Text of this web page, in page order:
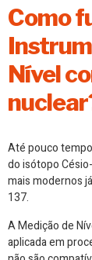
Como
Nível
Até pouco
do isótopo
mais modernos
137.
A Medição de
aplicada em